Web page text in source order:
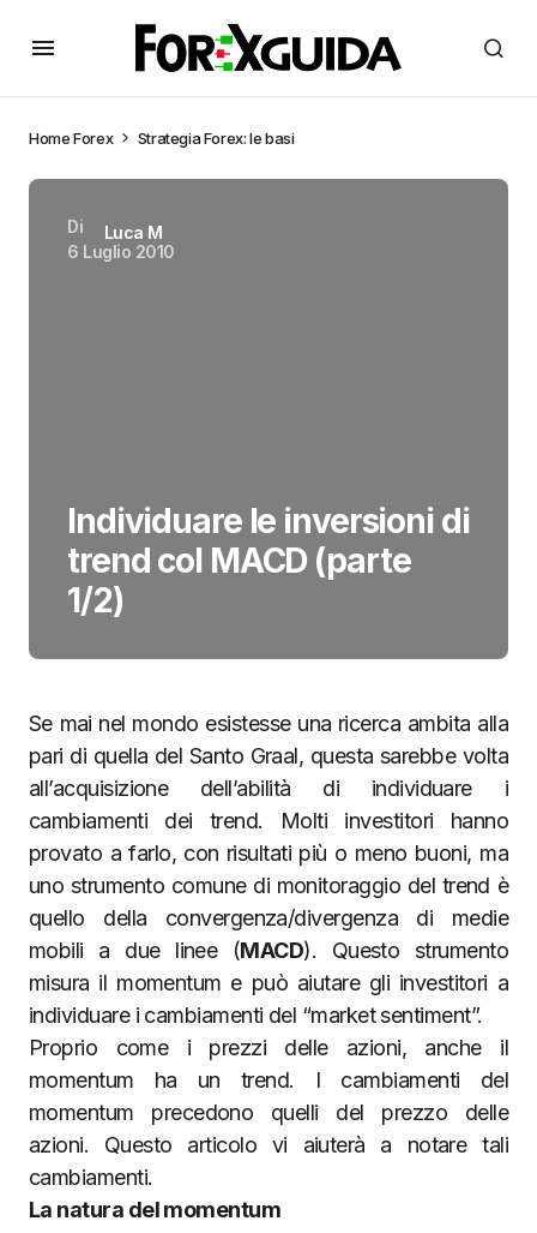
HomeForex Strategia Forex: le basi
Di
Luca M
6 Luglio 2010
Individuare le inversioni di
trend col MACD (parte
1/2)
Se mai nel mondo esistesse una ricerca ambita alla
pari di quella del Santo Graal, questa sarebbe volta
all’acquisizione dell’abilità di individuare i
cambiamenti dei trend. Molti investitori hanno
provato a farlo, con risultati più o meno buoni, ma
uno strumento comune di monitoraggio del trend è
quello della convergenza/divergenza di medie
mobili a due linee (MACD). Questo strumento
misura il momentum e può aiutare gli investitori a
individuare i cambiamenti del “market sentiment”.
Proprio come i prezzi delle azioni, anche il
momentum ha un trend. I cambiamenti del
momentum precedono quelli del prezzo delle
azioni. Questo articolo vi aiuterà a notare tali
cambiamenti.
La natura del momentum